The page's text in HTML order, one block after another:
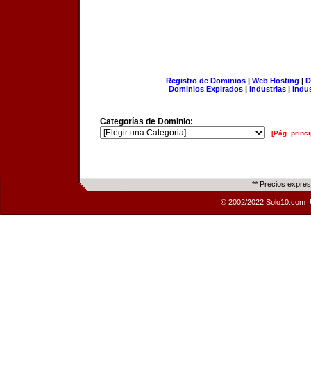
Registro de Dominios| Web Hosting |
Dominios Expirados | Industrias |
Categorías de Dominio:
[Pág.
** Precios
© 2002/2022 Solo10.com